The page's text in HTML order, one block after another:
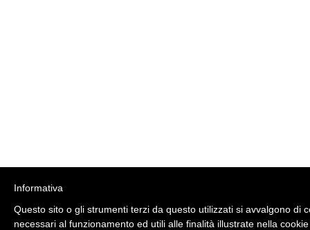
Informativa
Questo sito o gli strumenti terzi da questo utilizzati si avvalgono di
necessari al funzionamento ed utili alle finalità illustrate nella